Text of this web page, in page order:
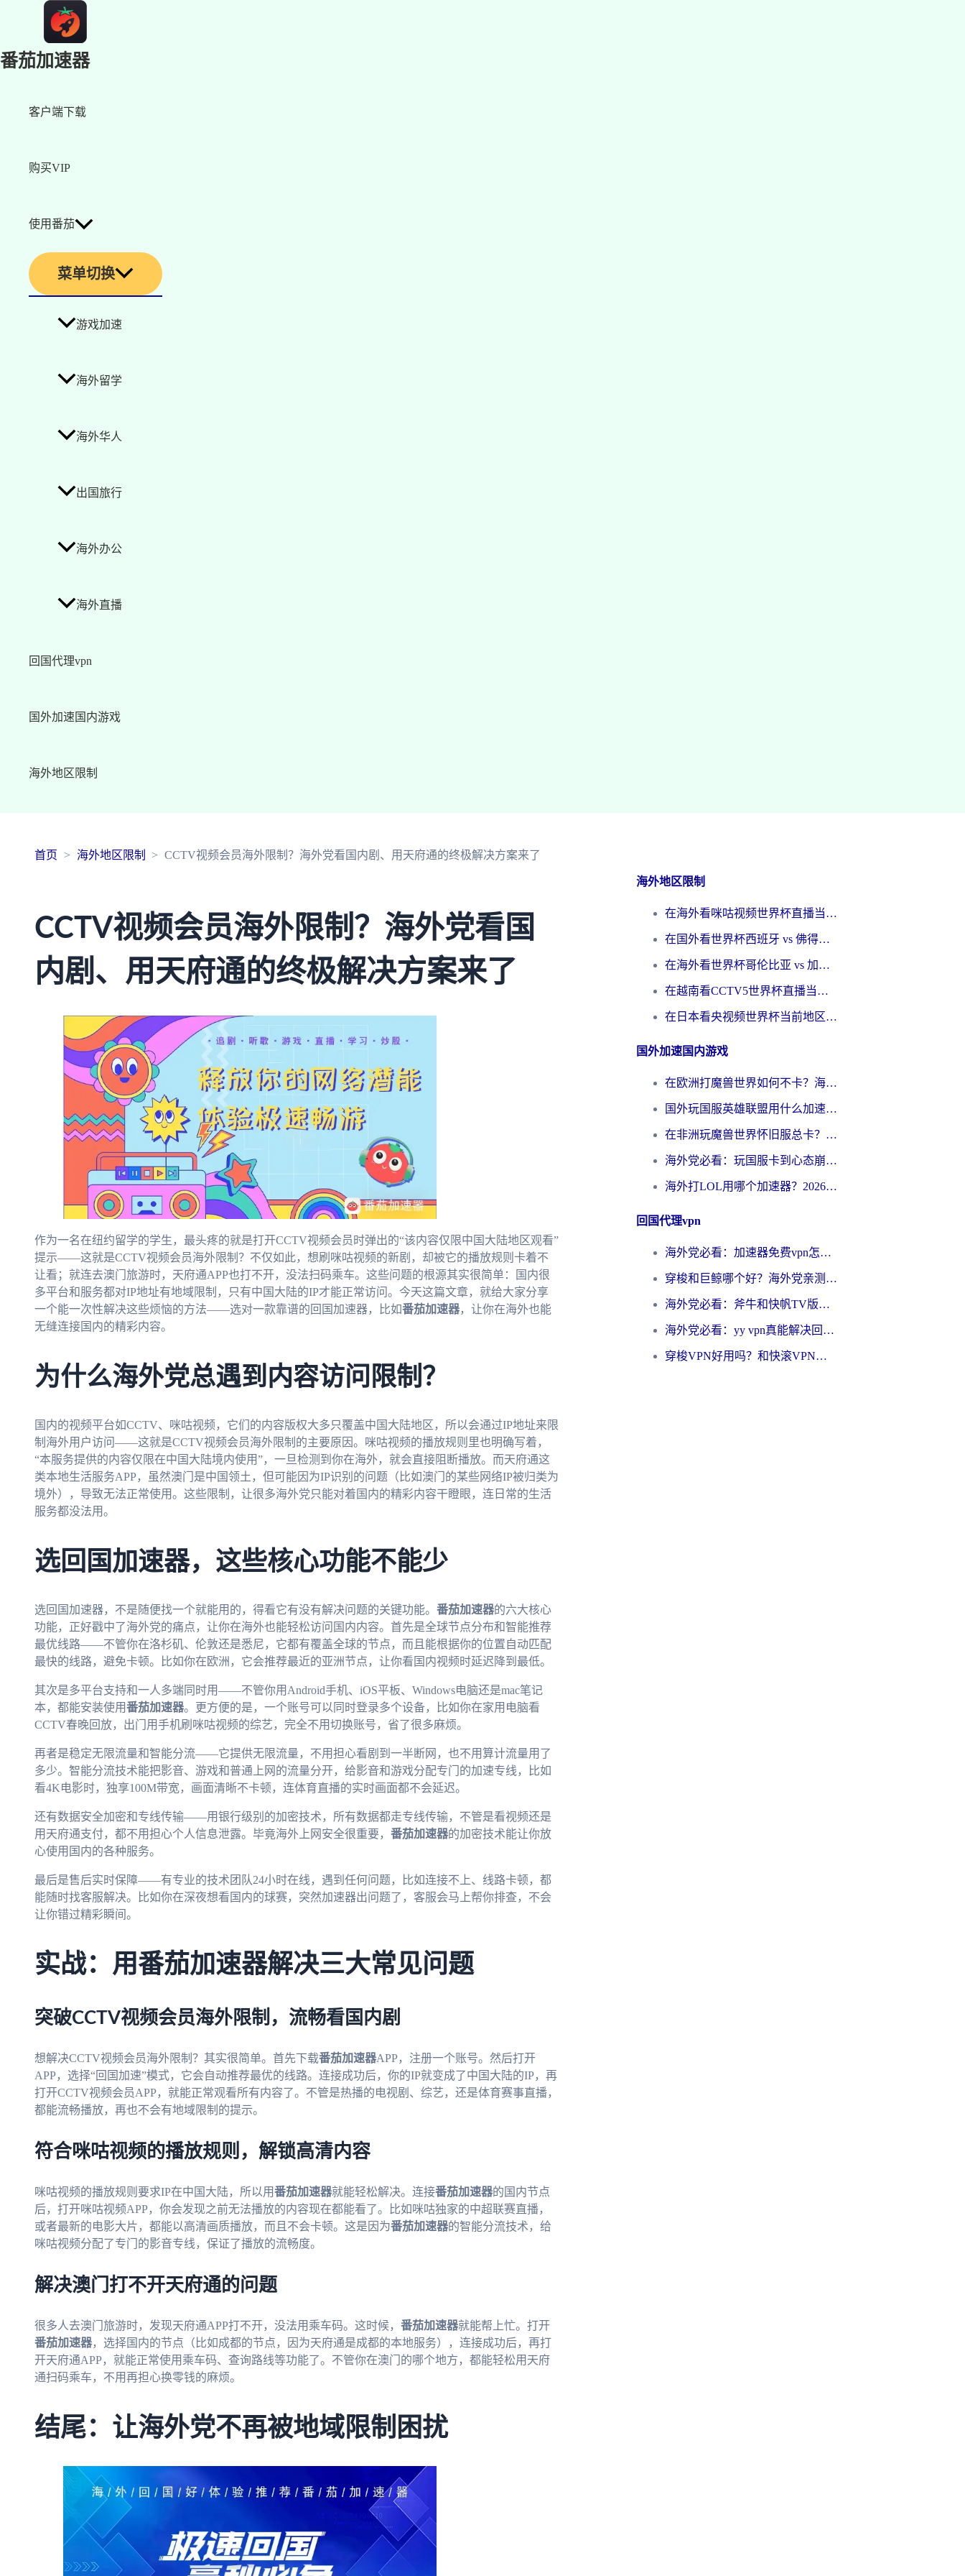
番茄加速器
客户端下载
购买VIP
使用番茄
菜单切换
游戏加速
海外留学
海外华人
出国旅行
海外办公
海外直播
回国代理vpn
国外加速国内游戏
海外地区限制
首页 海外地区限制 CCTV视频会员海外限制？海外党看国内剧、用天府通的终极解决方案来了
CCTV视频会员海外限制？海外党看国
内剧、用天府通的终极解决方案来了
作为一名在纽约留学的学生，最头疼的就是打开CCTV视频会员时弹出的“该内容仅限中国大陆地区观看”
提示——这就是CCTV视频会员海外限制？不仅如此，想刷咪咕视频的新剧，却被它的播放规则卡着不
让看；就连去澳门旅游时，天府通APP也打不开，没法扫码乘车。这些问题的根源其实很简单：国内很
多平台和服务都对IP地址有地域限制，只有中国大陆的IP才能正常访问。今天这篇文章，就给大家分享
一个能一次性解决这些烦恼的方法——选对一款靠谱的回国加速器，比如番茄加速器，让你在海外也能
无缝连接国内的精彩内容。
为什么海外党总遇到内容访问限制？
国内的视频平台如CCTV、咪咕视频，它们的内容版权大多只覆盖中国大陆地区，所以会通过IP地址来限
制海外用户访问——这就是CCTV视频会员海外限制的主要原因。咪咕视频的播放规则里也明确写着，
“本服务提供的内容仅限在中国大陆境内使用”，一旦检测到你在海外，就会直接阻断播放。而天府通这
类本地生活服务APP，虽然澳门是中国领土，但可能因为IP识别的问题（比如澳门的某些网络IP被归类为
境外），导致无法正常使用。这些限制，让很多海外党只能对着国内的精彩内容干瞪眼，连日常的生活
服务都没法用。
选回国加速器，这些核心功能不能少
选回国加速器，不是随便找一个就能用的，得看它有没有解决问题的关键功能。 番茄加速器的六大核心
功能，正好戳中了海外党的痛点，让你在海外也能轻松访问国内内容。首先是全球节点分布和智能推荐
最优线路——不管你在洛杉矶、伦敦还是悉尼，它都有覆盖全球的节点，而且能根据你的位置自动匹配
最快的线路，避免卡顿。比如你在欧洲，它会推荐最近的亚洲节点，让你看国内视频时延迟降到最低。
其次是多平台支持和一人多端同时用——不管你用Android手机、iOS平板、Windows电脑还是mac笔记
本，都能安装使用番茄加速器。更方便的是，一个账号可以同时登录多个设备，比如你在家用电脑看
CCTV春晚回放，出门用手机刷咪咕视频的综艺，完全不用切换账号，省了很多麻烦。
再者是稳定无限流量和智能分流——它提供无限流量，不用担心看剧到一半断网，也不用算计流量用了
多少。智能分流技术能把影音、游戏和普通上网的流量分开，给影音和游戏分配专门的加速专线，比如
看4K电影时，独享100M带宽，画面清晰不卡顿，连体育直播的实时画面都不会延迟。
还有数据安全加密和专线传输——用银行级别的加密技术，所有数据都走专线传输，不管是看视频还是
用天府通支付，都不用担心个人信息泄露。毕竟海外上网安全很重要， 番茄加速器的加密技术能让你放
心使用国内的各种服务。
最后是售后实时保障——有专业的技术团队24小时在线，遇到任何问题，比如连接不上、线路卡顿，都
能随时找客服解决。比如你在深夜想看国内的球赛，突然加速器出问题了，客服会马上帮你排查，不会
让你错过精彩瞬间。
实战：用番茄加速器解决三大常见问题
突破CCTV视频会员海外限制，流畅看国内剧
想解决CCTV视频会员海外限制？其实很简单。首先下载番茄加速器APP，注册一个账号。然后打开
APP，选择“回国加速”模式，它会自动推荐最优的线路。连接成功后，你的IP就变成了中国大陆的IP，再
打开CCTV视频会员APP，就能正常观看所有内容了。不管是热播的电视剧、综艺，还是体育赛事直播，
都能流畅播放，再也不会有地域限制的提示。
符合咪咕视频的播放规则，解锁高清内容
咪咕视频的播放规则要求IP在中国大陆，所以用番茄加速器就能轻松解决。连接番茄加速器的国内节点
后，打开咪咕视频APP，你会发现之前无法播放的内容现在都能看了。比如咪咕独家的中超联赛直播，
或者最新的电影大片，都能以高清画质播放，而且不会卡顿。这是因为番茄加速器的智能分流技术，给
咪咕视频分配了专门的影音专线，保证了播放的流畅度。
解决澳门打不开天府通的问题
很多人去澳门旅游时，发现天府通APP打不开，没法用乘车码。这时候， 番茄加速器就能帮上忙。打开
番茄加速器，选择国内的节点（比如成都的节点，因为天府通是成都的本地服务），连接成功后，再打
开天府通APP，就能正常使用乘车码、查询路线等功能了。不管你在澳门的哪个地方，都能轻松用天府
通扫码乘车，不用再担心换零钱的麻烦。
结尾：让海外党不再被地域限制困扰
海外地区限制
在海外看咪咕视频世界杯直播当前IP受限制？这篇指南帮你搞定所有体育赛事观看难题
在国外看世界杯西班牙 vs 佛得角无法播放？这篇指南帮你解锁所有中文体育直播
在海外看世界杯哥伦比亚 vs 加纳当前IP受限制？这篇指南帮你流畅看中文解说赛事
在越南看CCTV5世界杯直播当前IP受限制？海外党体育观赛终极指南来了
在日本看央视频世界杯当前地区不可播放？海外党体育观赛终极指南
国外加速国内游戏
在欧洲打魔兽世界如何不卡？海外玩家的国服游戏加速终极攻略
国外玩国服英雄联盟用什么加速器好？海外党亲测有效的国服游戏加速指南
在非洲玩魔兽世界怀旧服总卡？别慌，这份指南帮你丝滑开荒
海外党必看：玩国服卡到心态崩？少女前线云图计划加速器免费推荐+碧蓝航线足球世界流畅攻略
海外打LOL用哪个加速器？2026实用指南：从延迟到设备适配，一篇解决你的国服游戏痛点
回国代理vpn
海外党必看：加速器免费vpn怎么选？3步教你无缝访问国内资源
穿梭和巨鲸哪个好？海外党亲测3款回国加速器，教你避开90%的坑
海外党必看：斧牛和快帆TV版哪个好？3分钟选对回国加速器，无缝刷B站、追热剧
海外党必看：yy vpn真能解决回国访问难题？附云极initap测评+免费方案对比
穿梭VPN好用吗？和快滚VPN对比哪个回国效果更好？海外党选回国加速器必看指南